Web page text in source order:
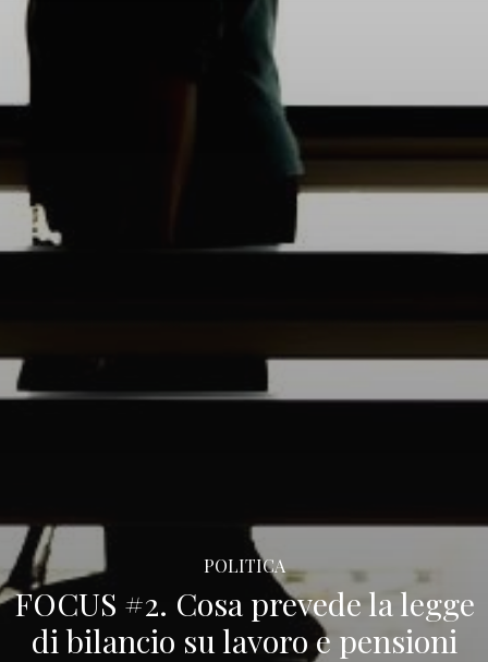
POLITICA
FOCUS #2. Cosa prevede la legge
di bilancio su lavoro e pensioni